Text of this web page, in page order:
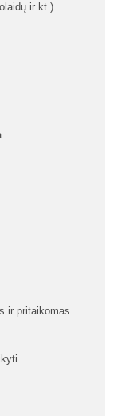
ir kt.)
ir pritaikomas